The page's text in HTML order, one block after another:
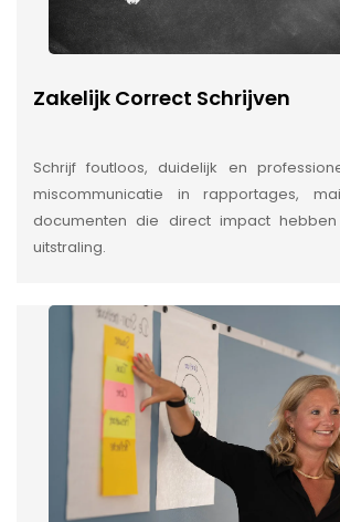
Zakelijk Correct Schrijven
Schrijf foutloos, duidelijk en
miscommunicatie in rapportages,
documenten die direct impact
uitstraling.